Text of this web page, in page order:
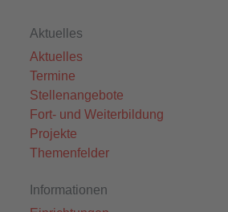
Aktuelles
Aktuelles
Termine
Stellenangebote
Fort- und Weiterbildung
Projekte
Themenfelder
Informationen